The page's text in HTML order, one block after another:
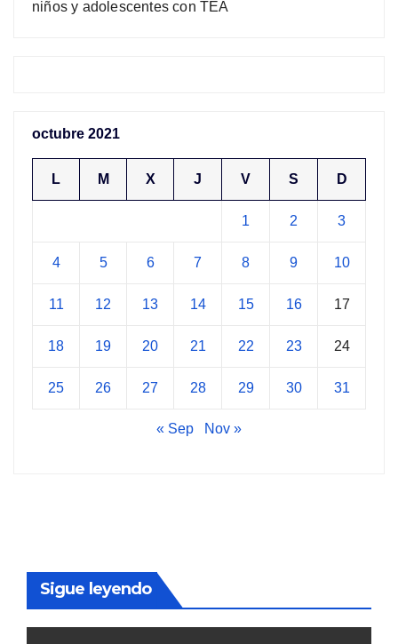
niños y adolescentes con TEA
octubre 2021
L M X J V S D
1 2 3
4 5 6 7 8 9 10
11 12 13 14 15 16 17
18 19 20 21 22 23 24
25 26 27 28 29 30 31
« Sep Nov »
Sigue leyendo